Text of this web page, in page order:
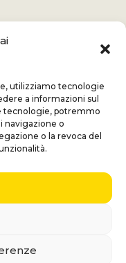
utilizziamo tecnologie
a informazioni sul
tecnologie, potremmo
navigazione o
o la revoca del
684
English